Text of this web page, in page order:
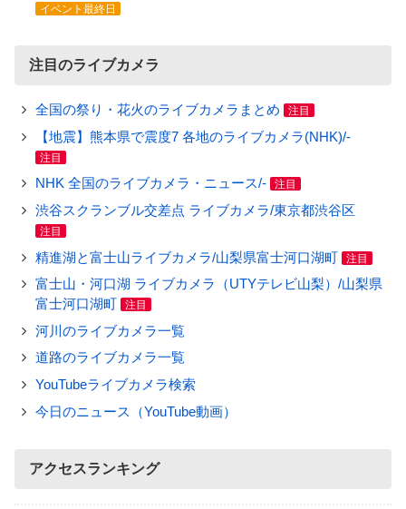
イベント最終日
注目のライブカメラ
全国の祭り・花火のライブカメラまとめ 注目
【地震】熊本県で震度7 各地のライブカメラ(NHK)/-
注目
NHK 全国のライブカメラ・ニュース/- 注目
渋谷スクランブル交差点 ライブカメラ/東京都渋谷区
注目
精進湖と富士山ライブカメラ/山梨県富士河口湖町 注目
富士山・河口湖 ライブカメラ（UTYテレビ山梨）/山梨県
富士河口湖町
注目
河川のライブカメラ一覧
道路のライブカメラ一覧
YouTubeライブカメラ検索
今日のニュース（YouTube動画）
アクセスランキング